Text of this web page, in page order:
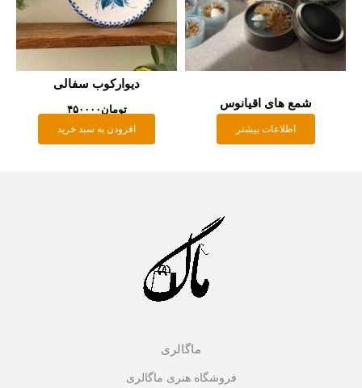
شمع های اقیانوس
اطلاعات بیشتر
دیوارکوب سفالی
۴۵۰۰۰۰
افزودن به سبد خرید
ماگالری
فروشگاه هنری ماگالری